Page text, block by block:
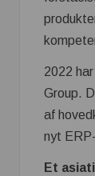
2022
Group.
af
nyt
Et